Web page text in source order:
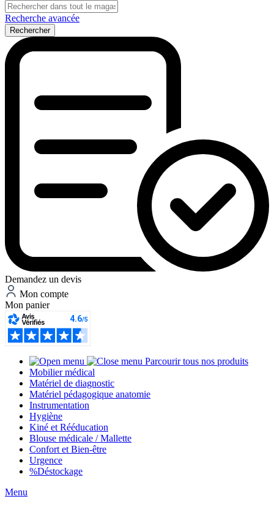
Recherche avancée
Rechercher
Demandez un devis
Mon compte
Mon panier
Parcourir tous nos produits
Mobilier médical
Matériel de diagnostic
Matériel pédagogique anatomie
Instrumentation
Hygiène
Kiné et Rééducation
Blouse médicale / Mallette
Confort et Bien-être
Urgence
%Déstockage
Menu